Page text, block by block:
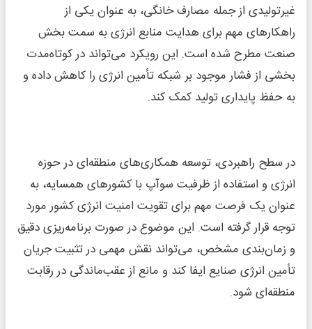
غیرتولیدی از جمله مصارف خانگی، به عنوان یکی از
راهکارهای مهم برای هدایت منابع انرژی به سمت بخش
صنعت مطرح شده است. این رویکرد می‌تواند در کوتاه‌مدت
بخشی از فشار موجود بر شبکه تأمین انرژی را کاهش داده و
به حفظ پایداری تولید کمک کند.
در سطح راهبردی، توسعه همکاری‌های منطقه‌ای در حوزه
انرژی و استفاده از ظرفیت سوآپ با کشورهای همسایه، به
عنوان یک فرصت مهم برای تقویت امنیت انرژی کشور مورد
توجه قرار گرفته است. این موضوع در صورت برنامه‌ریزی دقیق
و زمان‌بندی مشخص، می‌تواند نقش مهمی در تثبیت جریان
تأمین انرژی صنایع ایفا کند و مانع از عقب‌ماندگی در رقابت
منطقه‌ای شود.